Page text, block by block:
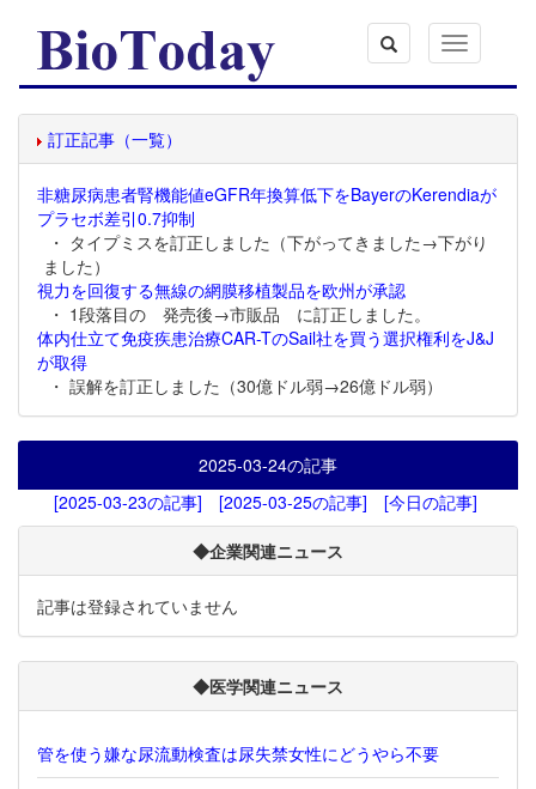
Toggle
navigation
訂正記事（一覧）
非糖尿病患者腎機能値eGFR年換算低下をBayerのKerendiaが
プラセボ差引0.7抑制
・ タイプミスを訂正しました（下がってきました→下がり
ました）
視力を回復する無線の網膜移植製品を欧州が承認
・ 1段落目の 発売後→市販品 に訂正しました。
体内仕立て免疫疾患治療CAR-TのSail社を買う選択権利をJ&J
が取得
・ 誤解を訂正しました（30億ドル弱→26億ドル弱）
2025-03-24の記事
[2025-03-23の記事]
[2025-03-25の記事] [今日の記事]
◆企業関連ニュース
記事は登録されていません
◆医学関連ニュース
管を使う嫌な尿流動検査は尿失禁女性にどうやら不要